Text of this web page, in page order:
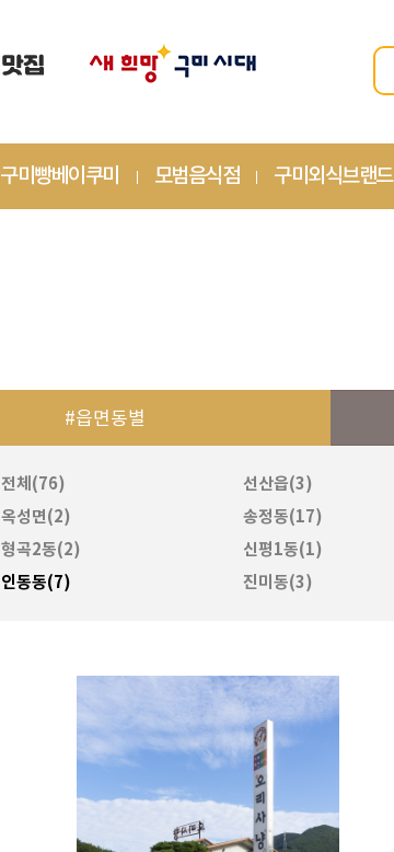
구미빵베이쿠미 모범음식점 구미외식브랜드
#읍면동별
전체(76) 선산읍(3)
옥성면(2)
송정동(17)
형곡2동(2)
신평1동(1)
인동동(7)
진미동(3)